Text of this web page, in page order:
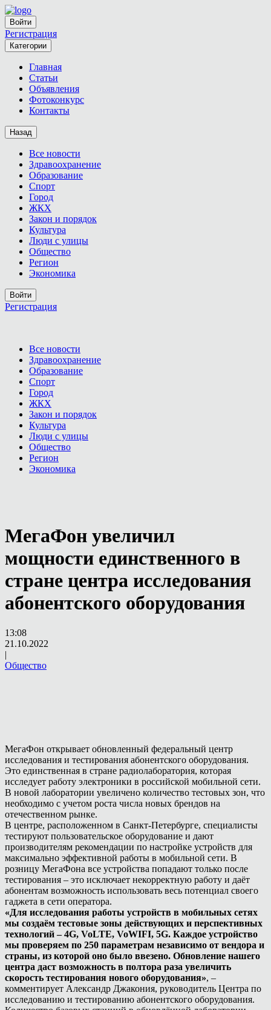
Войти
Регистрация
Категории
Главная
Статьи
Объявления
Фотоконкурс
Контакты
Назад
Все новости
Здравоохранение
Образование
Спорт
Город
ЖКХ
Закон и порядок
Культура
Люди с улицы
Общество
Регион
Экономика
Войти
Регистрация
Все новости
Здравоохранение
Образование
Спорт
Город
ЖКХ
Закон и порядок
Культура
Люди с улицы
Общество
Регион
Экономика
МегаФон увеличил
мощности единственного в
стране центра исследования
абонентского оборудования
13:08
21.10.2022
|
Общество
МегаФон открывает обновленный федеральный центр
исследования и тестирования абонентского оборудования.
Это единственная в стране радиолаборатория, которая
исследует работу электроники в российской мобильной сети.
В новой лаборатории увеличено количество тестовых зон, что
необходимо с учетом роста числа новых брендов на
отечественном рынке.
В центре, расположенном в Санкт-Петербурге, специалисты
тестируют пользовательское оборудование и дают
производителям рекомендации по настройке устройств для
максимально эффективной работы в мобильной сети. В
розницу МегаФона все устройства попадают только после
тестирования – это исключает некорректную работу и даёт
абонентам возможность использовать весь потенциал своего
гаджета в сети оператора.
«Для исследования работы устройств в мобильных сетях
мы создаём тестовые зоны действующих и перспективных
технологий – 4G, VoLTE, VoWIFI, 5G. Каждое устройство
мы проверяем по 250 параметрам независимо от вендора и
страны, из которой оно было ввезено. Обновление нашего
центра даст возможность в полтора раза увеличить
скорость тестирования нового оборудования», –
комментирует Александр Джакония, руководитель Центра по
исследованию и тестированию абонентского оборудования.